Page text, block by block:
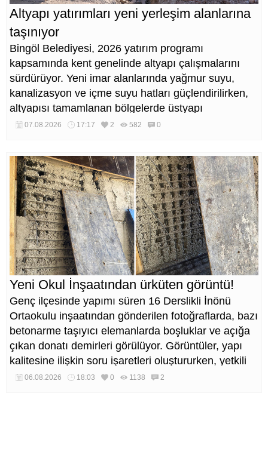
Altyapı yatırımları yeni yerleşim alanlarına
taşınıyor
Bingöl Belediyesi, 2026 yatırım programı
kapsamında kent genelinde altyapı çalışmalarını
sürdürüyor. Yeni imar alanlarında yağmur suyu,
kanalizasyon ve içme suyu hatları güçlendirilirken,
altyapısı tamamlanan bölgelerde üstyapı
düzenlemeleri de eş zamanlı yürütülüyor.
07.08.2026 17:17 2 582 0
Yeni Okul İnşaatından ürküten görüntü!
Genç ilçesinde yapımı süren 16 Derslikli İnönü
Ortaokulu inşaatından gönderilen fotoğraflarda, bazı
betonarme taşıyıcı elemanlarda boşluklar ve açığa
çıkan donatı demirleri görülüyor. Görüntüler, yapı
kalitesine ilişkin soru işaretleri oluştururken, yetkili
kurumların teknik inceleme yapması çağrısı yapıldı.
06.08.2026 18:03 0 1138 2